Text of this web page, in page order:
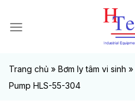
đến
Trang chủ » Bơm ly tâm vi sinh »
Pump HLS-55-304